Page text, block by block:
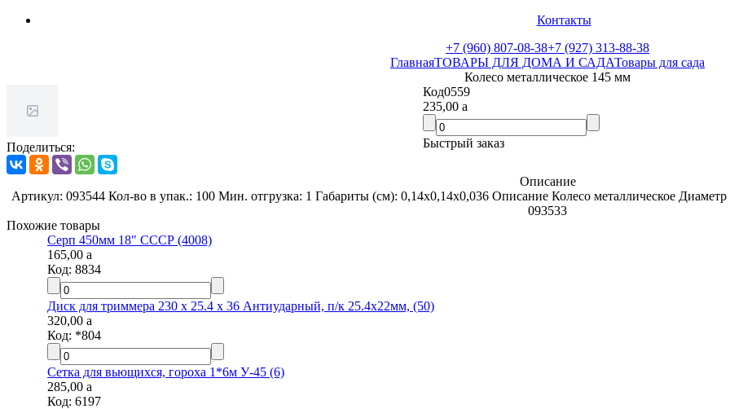
Контакты
+7 (960) 807-08-38+7 (927) 313-88-38
ГлавнаяТОВАРЫ ДЛЯ ДОМА И САДАТовары для сада
Колесо металлическое 145 мм
Поделиться:
Код0559
235,00 a
Быстрый заказ
Описание
Артикул: 093544 Кол-во в упак.: 100 Мин. отгрузка: 1 Габариты (см): 0,14x0,14x0,036 Описание Колесо металлическое
093533
Похожие товары
Серп 450мм 18" СССР (4008)
165,00 a
Код: 8834
Диск для триммера 230 х 25.4 х 36 Антиударный, п/к 25.4х22мм, (50)
320,00 a
Код: *804
Сетка для вьющихся, гороха 1*6м У-45 (6)
285,00 a
Код: 6197